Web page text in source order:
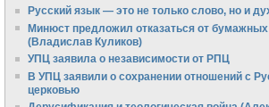
Русский язык — это не только слово, но и
Минюст предложил отказаться от бумажных
(Владислав Куликов)
УПЦ заявила о независимости от РПЦ
В УПЦ заявили о сохранении отношений с
церковью